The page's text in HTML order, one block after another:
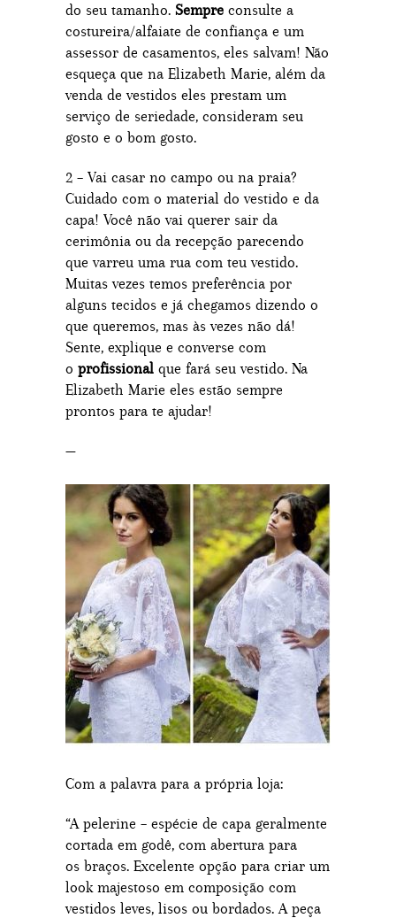
do seu tamanho. Sempre consulte a
costureira/alfaiate de confiança e um
assessor de casamentos, eles salvam! Não
esqueça que na Elizabeth Marie, além da
venda de vestidos eles prestam um
serviço de seriedade, consideram seu
gosto e o bom gosto.
2 – Vai casar no campo ou na praia?
Cuidado com o material do vestido e da
capa! Você não vai querer sair da
cerimônia ou da recepção parecendo
que varreu uma rua com teu vestido.
Muitas vezes temos preferência por
alguns tecidos e já chegamos dizendo o
que queremos, mas às vezes não dá!
Sente, explique e converse com
o profissional que fará seu vestido. Na
Elizabeth Marie eles estão sempre
prontos para te ajudar!
—
Com a palavra para a própria loja:
“A pelerine – espécie de capa geralmente
cortada em godê, com abertura para
os braços. Excelente opção para criar um
look majestoso em composição com
vestidos leves, lisos ou bordados. A peça